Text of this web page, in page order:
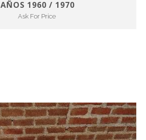
AÑOS 1960 / 1970
Ask For Price